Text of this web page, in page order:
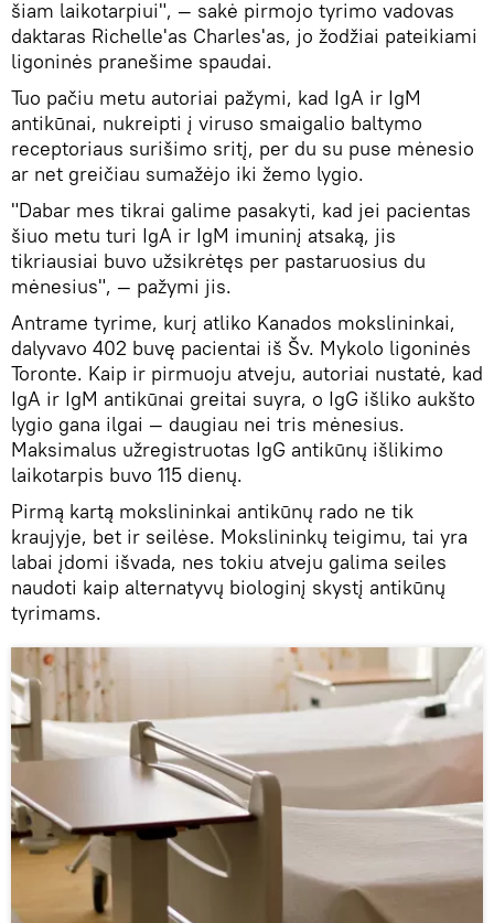
šiam laikotarpiui", — sakė pirmojo tyrimo vadovas
daktaras Richelle'as Charles'as, jo žodžiai pateikiami
ligoninės pranešime spaudai.
Tuo pačiu metu autoriai pažymi, kad IgA ir IgM
antikūnai, nukreipti į viruso smaigalio baltymo
receptoriaus surišimo sritį, per du su puse mėnesio
ar net greičiau sumažėjo iki žemo lygio.
"Dabar mes tikrai galime pasakyti, kad jei pacientas
šiuo metu turi IgA ir IgM imuninį atsaką, jis
tikriausiai buvo užsikrėtęs per pastaruosius du
mėnesius", — pažymi jis.
Antrame tyrime, kurį atliko Kanados mokslininkai,
dalyvavo 402 buvę pacientai iš Šv. Mykolo ligoninės
Toronte. Kaip ir pirmuoju atveju, autoriai nustatė, kad
IgA ir IgM antikūnai greitai suyra, o IgG išliko aukšto
lygio gana ilgai — daugiau nei tris mėnesius.
Maksimalus užregistruotas IgG antikūnų išlikimo
laikotarpis buvo 115 dienų.
Pirmą kartą mokslininkai antikūnų rado ne tik
kraujyje, bet ir seilėse. Mokslininkų teigimu, tai yra
labai įdomi išvada, nes tokiu atveju galima seiles
naudoti kaip alternatyvų biologinį skystį antikūnų
tyrimams.